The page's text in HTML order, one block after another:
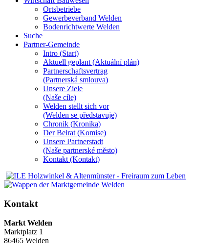
Ortsbetriebe
Gewerbeverband Welden
Bodenrichtwerte Welden
Suche
Partner-Gemeinde
Intro (Start)
Aktuell geplant (Aktuální plán)
Partnerschaftsvertrag
(Partnerská smlouva)
Unsere Ziele
(Naše cíle)
Welden stellt sich vor
(Welden se představuje)
Chronik (Kronika)
Der Beirat (Komise)
Unsere Partnerstadt
(Naše partnerské mĕsto)
Kontakt (Kontakt)
Kontakt
Markt Welden
Marktplatz 1
86465 Welden